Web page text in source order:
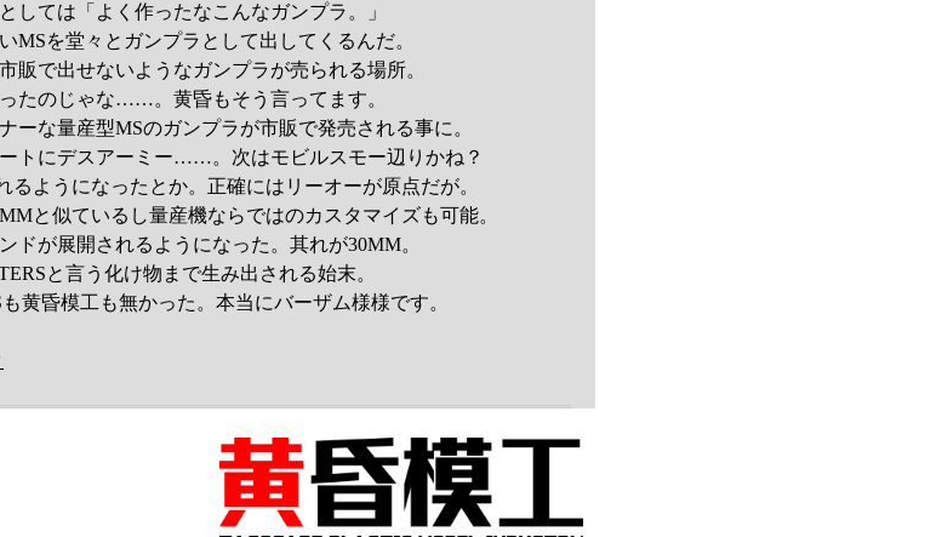
しては「よく作ったなこんなガンプラ。」
MSを堂々とガンプラとして出してくるんだ。
販で出せないようなガンプラが売られる場所。
たのじゃな……。黄昏もそう言ってます。
ーな量産型MSのガンプラが市販で発売される事に。
トにデスアーミー……。次はモビルスモー辺りかね？
ようになったとか。正確にはリーオーが原点だが。
と似ているし量産機ならではのカスタマイズも可能。
ドが展開されるようになった。其れが30MM。
と言う化け物まで生み出される始末。
黄昏模工も無かった。本当にバーザム様様です。